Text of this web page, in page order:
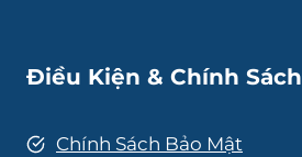
Điều Kiện & Chính Sách
Chính Sách Bảo Mật